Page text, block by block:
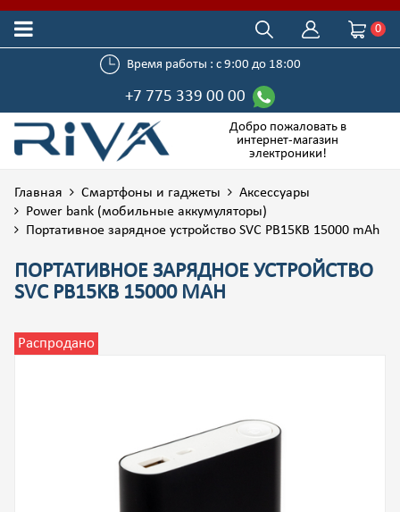
0
Время работы : с 9:00 до 18:00
+7 775 339 00 00
Добро пожаловать в
интернет-магазин
электроники!
Главная Смартфоны и гаджеты
Аксессуары
Power bank (мобильные аккумуляторы)
Портативное зарядное устройство SVC PB15KB 15000 mAh
ПОРТАТИВНОЕ ЗАРЯДНОЕ УСТРОЙСТВО
SVC PB15KB 15000 MAH
Распродано